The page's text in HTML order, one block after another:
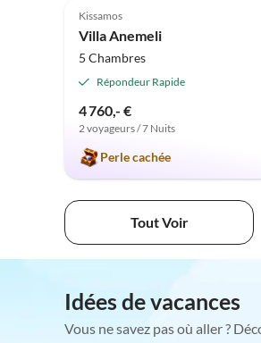
Kissamos
Villa Anemeli
5 Chambres
Répondeur Rapide
4 760,- €
2 voyageurs / 7 Nuits
Perle cachée
Tout Voir
Idées de vacances
Vous ne savez pas où aller ?